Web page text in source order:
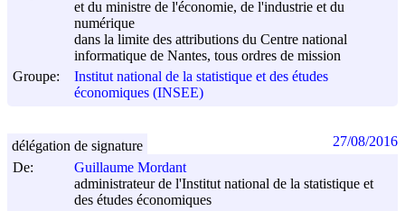
et du ministre de l'économie, de l'industrie et du
numérique
dans la limite des attributions du Centre national
informatique de Nantes, tous ordres de mission
Groupe:
Institut national de la statistique et des études
économiques (INSEE)
De:
Guillaume Mordant
administrateur de l'Institut national de la statistique et
des études économiques
délégation de signature 27/08/2016